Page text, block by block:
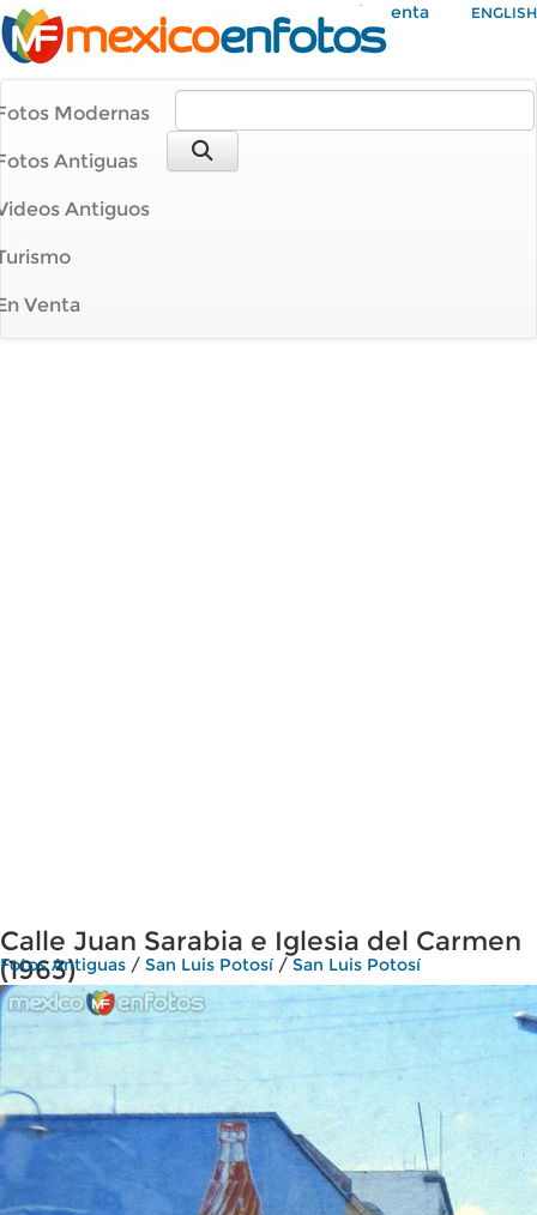
Mi Cuenta ENGLISH
Modernas
Antiguas
Antiguos
Venta
Calle Juan Sarabia e Iglesia del Carmen
(1963)
Fotos Antiguas / San Luis Potosí / San Luis Potosí